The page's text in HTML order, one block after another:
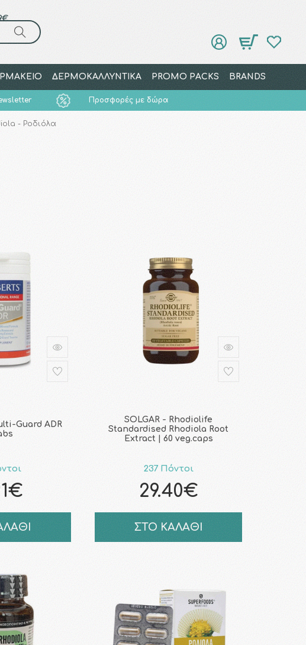
ΔΕΡΜΟΚΑΛΛΥΝΤΙΚΑ PROMO PACKS BRANDS
Προσφορές με δώρα
- Ροδιόλα
Guard ADR
SOLGAR - Rhodiolife
Standardised Rhodiola Root
Extract | 60 veg.caps
237 Πόντοι
29.40€
ΣΤΟ ΚΑΛΑΘΙ